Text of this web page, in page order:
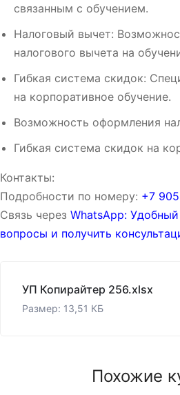
связанным с обучением.
Налоговый вычет:
налогового вычета на
Гибкая система скидок:
на корпоративное обучение.
Возможность оформления
Гибкая система скидок на
Контакты:
Подробности по номеру: ‪‪+7
Связь через WhatsApp:
вопросы и получить
УП Копирайтер 256.xlsx
Размер: 13,51 КБ
Похожие